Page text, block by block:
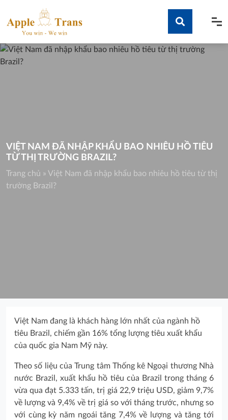
content
Tìm kiếm
VIỆT NAM ĐÃ NHẬP KHẨU BAO NHIÊU HỒ TIÊU
TỪ THỊ TRƯỜNG BRAZIL?
Trang chủ » Việt Nam đã nhập khẩu bao nhiêu hồ tiêu từ thị
trường Brazil?
Việt Nam đang là khách hàng lớn nhất của ngành hồ
tiêu Brazil, chiếm gần 16% tổng lượng tiêu xuất khẩu
của quốc gia Nam Mỹ này.
Theo số liệu của Trung tâm Thống kê Ngoại thương Nhà
nước Brazil, xuất khẩu hồ tiêu của Brazil trong tháng 6
vừa qua đạt 5.333 tấn, trị giá 22,9 triệu USD, giảm 9,7%
về lượng và 9,4% về trị giá so với tháng trước, nhưng so
với cùng kỳ năm ngoái tăng 7,4% về lượng và tăng tới